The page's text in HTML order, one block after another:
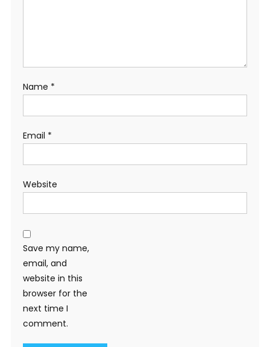
Name *
Email *
Website
Save my name,
email, and
website in this
browser for the
next time I
comment.